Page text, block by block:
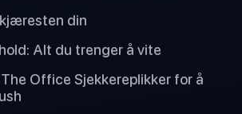
din
Alt du trenger å vite
Office Sjekkereplikker for å